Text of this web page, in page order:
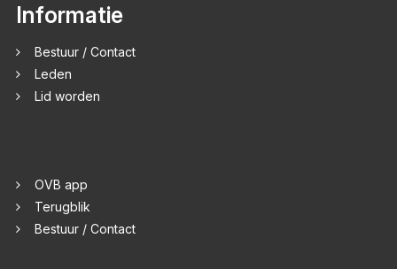
Informatie
Bestuur / Contact
Leden
Lid worden
OVB app
Terugblik
Bestuur / Contact